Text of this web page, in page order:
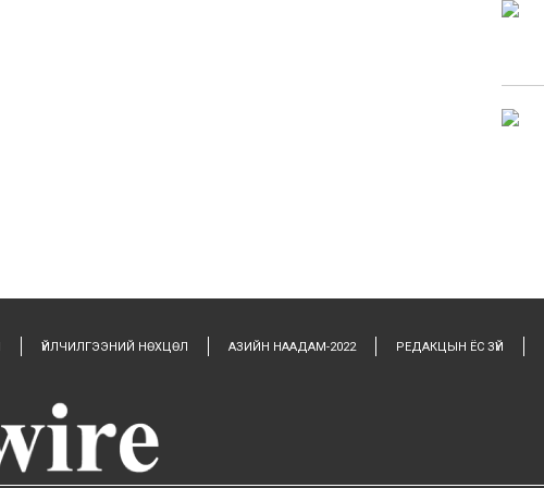
ҮЙЛЧИЛГЭЭНИЙ НӨХЦӨЛ АЗИЙН НААДАМ-2022 РЕДАКЦЫН ЁС ЗҮЙ